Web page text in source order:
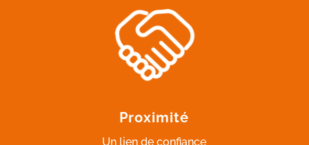
Proximité
Un lien de confiance